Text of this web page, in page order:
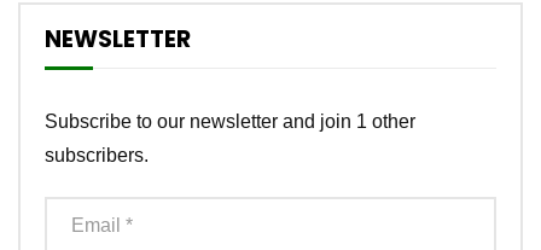
NEWSLETTER
Subscribe to our newsletter and join 1 other
subscribers.